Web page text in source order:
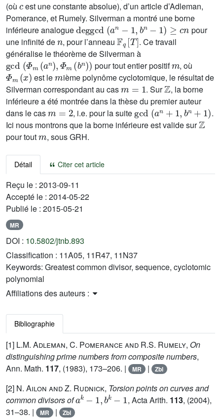
(où
est une constante absolue), d’un article d’Adleman,
Pomerance, et Rumely. Silverman a montré une borne
inférieure analogue
deggcd(an-1,bn-1)≥cn
pour
une infinité de
n
, pour l’anneau
𝔽q [T]
. Ce travail
généralise le théorème de Silverman à
gcd(Φm(an),Φm(bn))
pour tout entier positif , où
Φm(x)
est le
m
ième polynôme cyclotomique, le résultat de
Silverman correspondant au cas
m=1
. Sur
ℤ
, la borne
inférieure a été montrée dans la thèse du premier auteur
dans le cas
m=2
, i.e. pour la suite
gcd(an+1, bn+1)
.
Ici nous montrons que la borne inférieure est valide sur
ℤ
pour tout
m
, sous GRH.
Détail Citer cet article
Reçu le : 2013-09-11
Accepté le : 2014-05-22
Publié le : 2015-05-21
MR
DOI : 10.5802/jtnb.893
Classification : 11A05, 11R47, 11N37
Keywords: Greatest common divisor, sequence, cyclotomic
polynomial
Affiliations des auteurs :
Bibliographie
[1] L.M. Adleman, C. Pomerance and R.S. Rumely, On
distinguishing prime numbers from composite numbers,
Ann. Math. 117, (1983), 173–206. | MR | Zbl
[2] N. Ailon and Z. Rudnick, Torsion points on curves and
common divisors of
ak-1,bk-1
, Acta Arith. 113, (2004),
31–38. |
MR | Zbl